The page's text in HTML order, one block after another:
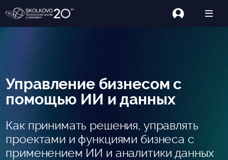
Управление бизнесом с
помощью ИИ и данных
Как принимать решения, управлять
проектами и функциями бизнеса с
применением ИИ и аналитики данных